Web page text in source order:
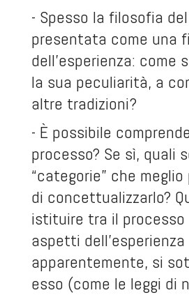
- Spesso la filosofia
presentata come una
dell’esperienza: come
la sua peculiarità, a
altre tradizioni?
- È possibile
processo? Se sì, quali
“categorie” che
di concettualizzarlo?
istituire tra il processo
aspetti
apparentemente, si
esso (come le leggi di